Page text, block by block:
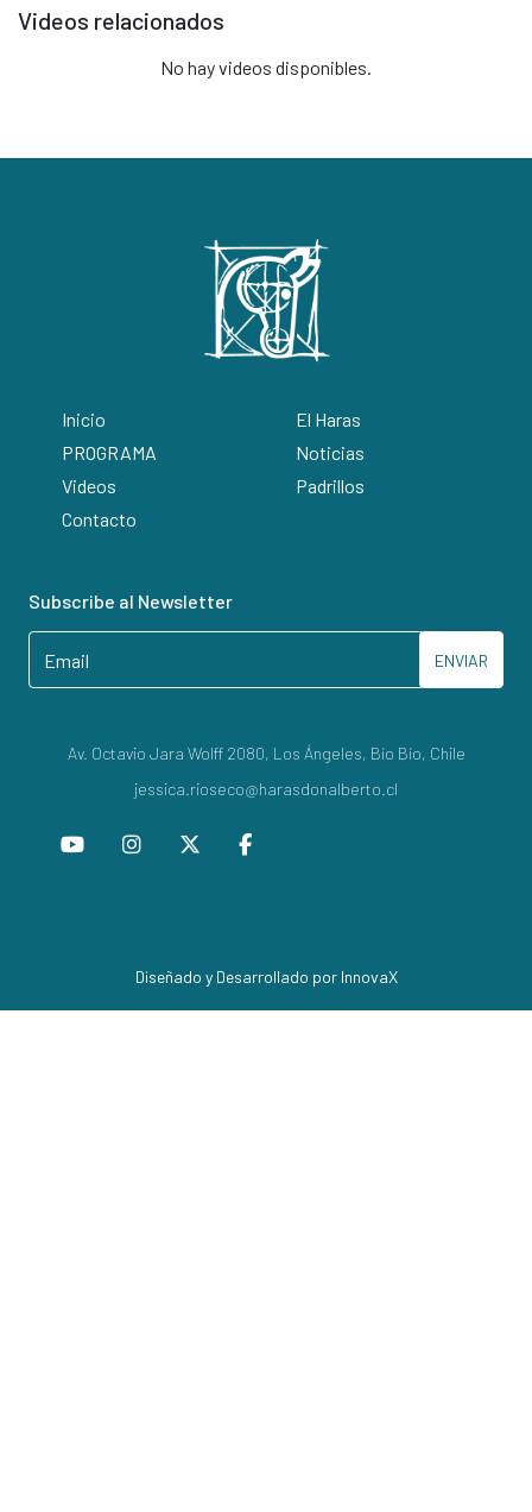
Videos relacionados
No hay videos disponibles.
Inicio
El Haras
PROGRAMA
Noticias
Videos
Padrillos
Contacto
Subscribe al Newsletter
ENVIAR
Av. Octavio Jara Wolff 2080, Los Ángeles, Bío Bío, Chile
jessica.rioseco@harasdonalberto.cl
Diseñado y Desarrollado por InnovaX